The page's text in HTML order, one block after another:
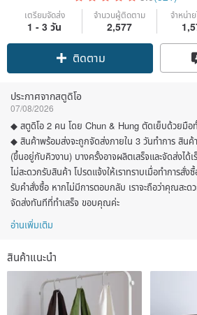
เตรียมจัดส่ง
1 - 3 วัน
จำนวนผู้ติดตาม
2,577
จำหน่า
ติดตาม
ประกาศจากสตูดิโอ
07/08/2026
◆ สตูดิโอ 2 คน โดย Chun & Hung ตัดเย็บด้วยมือ
◆ สินค้าพร้อมส่งจะถูกจัดส่งภายใน 3 วันทำการ สินค้า
(ขึ้นอยู่กับคิวงาน) บางครั้งอาจผลิตเสร็จและจัดส่งได้
ไม่สะดวกรับสินค้า โปรดแจ้งให้เราทราบเมื่อทำการสั่ง
รับคำสั่งซื้อ หากไม่มีการตอบกลับ เราจะถือว่าคุณสะด
จัดส่งทันทีที่ทำเสร็จ ขอบคุณค่ะ
อ่านเพิ่มเติม
สินค้าแนะนำ